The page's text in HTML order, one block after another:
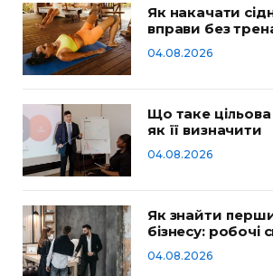
Як накачати
вправи без
04.08.2026
Що таке
як її визначити
04.08.2026
Як знайти
бізнесу: робочі
04.08.2026